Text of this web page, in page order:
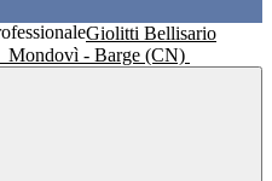
Giolitti Bellisario
Mondovì - Barge (CN)